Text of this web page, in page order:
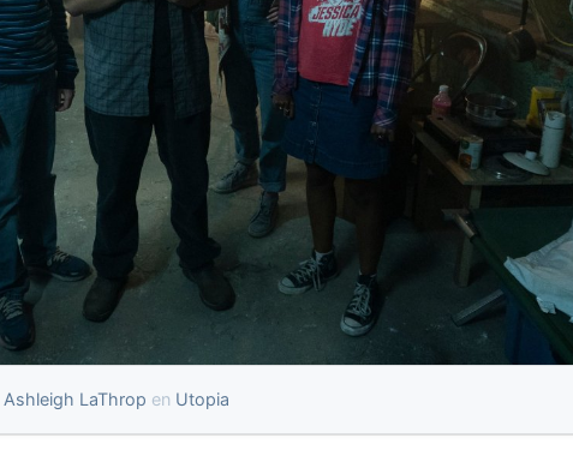
Ashleigh LaThrop en Utopia